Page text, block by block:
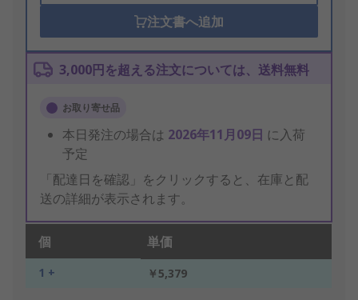
注文書へ追加
3,000円を超える注文については、送料無料
お取り寄せ品
本日発注の場合は 2026年11月09日 に入荷
予定
「配達日を確認」をクリックすると、在庫と配
送の詳細が表示されます。
個 単価
1 + ￥5,379